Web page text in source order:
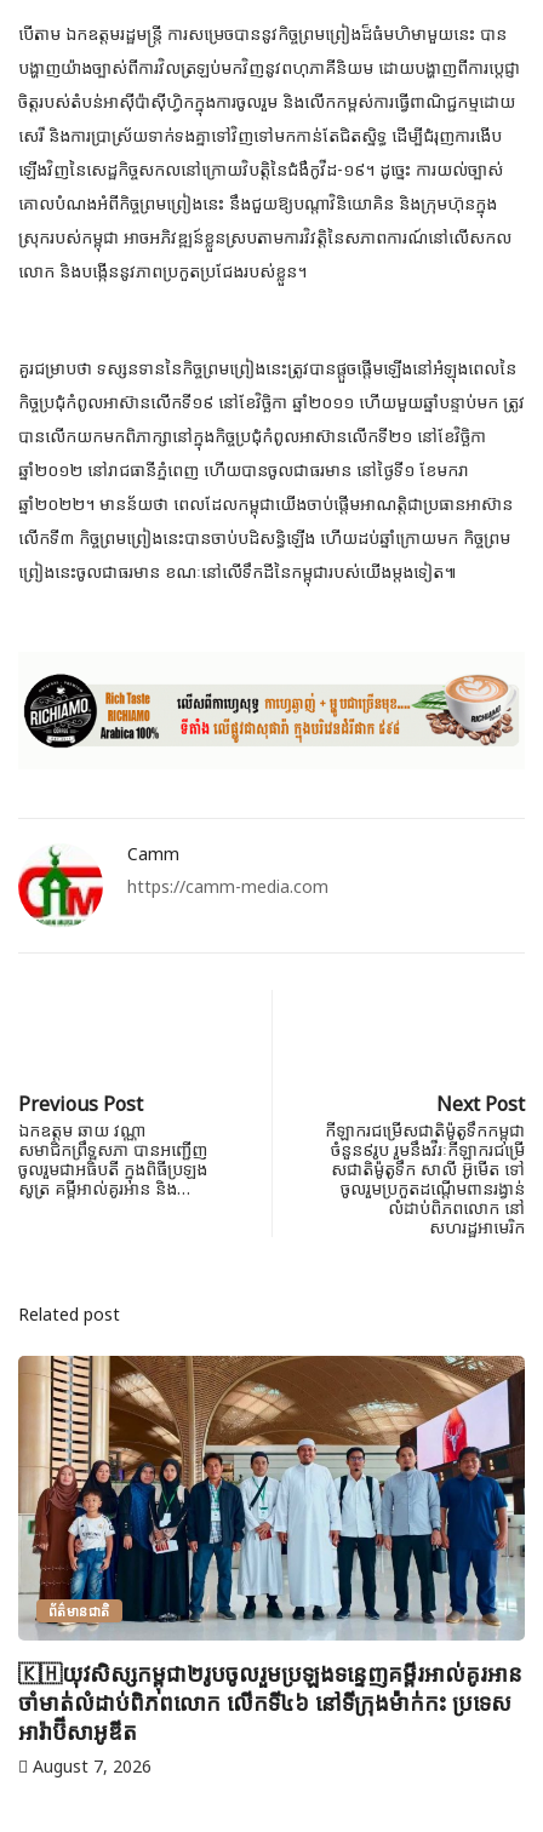
បើតាម ឯកឧត្តមរដ្ឋមន្ត្រី ការសម្រេចបាននូវកិច្ចព្រមព្រៀងដ៏ធំមហិមាមួយនេះ បាន
បង្ហាញយ៉ាងច្បាស់ពីការវិលត្រឡប់មកវិញនូវពហុភាគីនិយម ដោយបង្ហាញពីការប្តេជ្ញា
ចិត្តរបស់តំបន់អាស៊ីប៉ាស៊ីហ្វិកក្នុងការចូលរួម និងលើកកម្ពស់ការធ្វើពាណិជ្ជកម្មដោយ
សេរី និងការប្រាស្រ័យទាក់ទងគ្នាទៅវិញទៅមកកាន់តែជិតស្និទ្ធ ដើម្បីជំរុញការងើប
ឡើងវិញនៃសេដ្ឋកិច្ចសកលនៅក្រោយវិបត្តិនៃជំងឺកូវីដ-១៩។ ដូច្នេះ ការយល់ច្បាស់
គោលបំណងអំពីកិច្ចព្រមព្រៀងនេះ នឹងជួយឱ្យបណ្ដាវិនិយោគិន និងក្រុមហ៊ុនក្នុង
ស្រុករបស់កម្ពុជា អាចអភិវឌ្ឍន៍ខ្លួនស្របតាមការវិវត្តិនៃសភាពការណ៍នៅលើសកល
លោក និងបង្កើននូវភាពប្រកួតប្រជែងរបស់ខ្លួន។
គួរជម្រាបថា ទស្សនទាននៃកិច្ចព្រមព្រៀងនេះត្រូវបានផ្តួចផ្តើមឡើងនៅអំឡុងពេលនៃ
កិច្ចប្រជុំកំពូលអាស៊ានលើកទី១៩ នៅខែវិច្ឆិកា ឆ្នាំ២០១១ ហើយមួយឆ្នាំបន្ទាប់មក ត្រូវ
បានលើកយកមកពិភាក្សានៅក្នុងកិច្ចប្រជុំកំពូលអាស៊ានលើកទី២១ នៅខែវិច្ឆិកា
ឆ្នាំ២០១២ នៅរាជធានីភ្នំពេញ ហើយបានចូលជាធរមាន នៅថ្ងៃទី១ ខែមករា
ឆ្នាំ២០២២។ មានន័យថា ពេលដែលកម្ពុជាយើងចាប់ផ្តើមអាណត្តិជាប្រធានអាស៊ាន
លើកទី៣ កិច្ចព្រមព្រៀងនេះបានចាប់បដិសន្ធិឡើង ហើយដប់ឆ្នាំក្រោយមក កិច្ចព្រម
ព្រៀងនេះចូលជាធរមាន ខណៈនៅលើទឹកដីនៃកម្ពុជារបស់យើងម្តងទៀត៕
Camm
https://camm-media.com
Previous Post
ឯកឧត្តម ឆាយ វណ្ណា
សមាជិកព្រឹទ្ឋសភា បាន​អញ្ជើញ
ចូលរួមជាអធិបតី ក្នុងពិធីប្រឡង
សូត្រ​ គម្ពីអាល់គូរអាន​ និង​…
Next Post
កីឡាករជម្រើសជាតិម៉ូតូទឹកកម្ពុជា
ចំនួន៩រូប រួមនឹងវីរៈកីឡាករជម្រើ
សជាតិម៉ូតូទឹក សាលី អ៊ូមើត ទៅ
ចូលរួមប្រកួតដណ្តើមពានរង្វាន់
លំដាប់ពិភពលោក នៅ
សហរដ្ឋអាមេរិក
Related post
ព័ត៌មានជាតិ
🇰🇭យុវសិស្សកម្ពុជា២រូបចូលរួមប្រឡងទន្ទេញគម្ពីរអាល់គូរអាន
ចាំមាត់លំដាប់ពិភពលោក លើកទី៤៦ នៅទីក្រុងម៉ាក់កះ ប្រទេស
អារ៉ាប៊ីសាអូឌីត
August 7, 2026